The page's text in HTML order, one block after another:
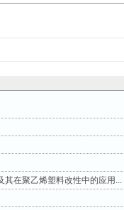
在聚乙烯塑料改性中的应用...